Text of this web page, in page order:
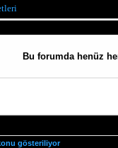
Bu forumda henüz
gösteriliyor